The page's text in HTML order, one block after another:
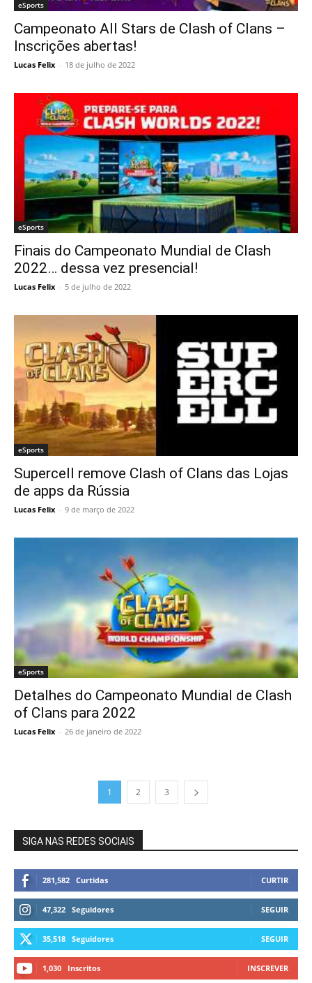
eSports
Campeonato All Stars de Clash of Clans –
Inscrições abertas!
Lucas Felix - 18 de julho de 2022
eSports
Finais do Campeonato Mundial de Clash
2022… dessa vez presencial!
Lucas Felix - 5 de julho de 2022
eSports
Supercell remove Clash of Clans das Lojas
de apps da Rússia
Lucas Felix - 9 de março de 2022
eSports
Detalhes do Campeonato Mundial de Clash
of Clans para 2022
Lucas Felix - 26 de janeiro de 2022
1 2 3
SIGA NAS REDES SOCIAIS
281,582 Curtidas CURTIR
47,322 Seguidores SEGUIR
35,518 Seguidores SEGUIR
1,030 Inscritos INSCREVER